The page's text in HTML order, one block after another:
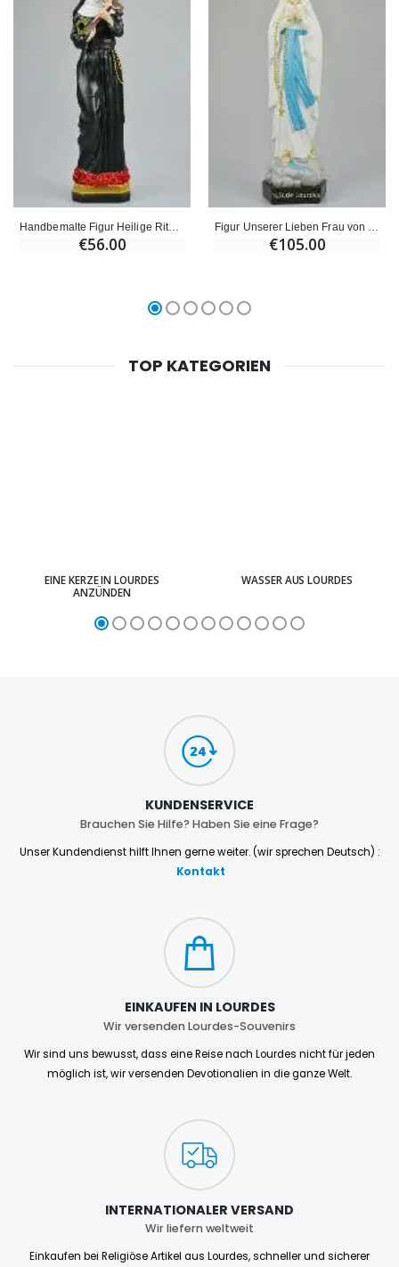
Handbemalte Figur Heilige Rita - 30cm
€56.00 €105.00
TOP KATEGORIEN
EINE KERZE IN LOURDES
ANZÜNDEN
WASSER AUS LOURDES
KUNDENSERVICE
Brauchen Sie Hilfe? Haben Sie eine Frage?
Unser Kundendienst hilft Ihnen gerne weiter. (wir sprechen Deutsch) :
Kontakt
EINKAUFEN IN LOURDES
Wir versenden Lourdes-Souvenirs
Wir sind uns bewusst, dass eine Reise nach Lourdes nicht für jeden
möglich ist, wir versenden Devotionalien in die ganze Welt.
INTERNATIONALER VERSAND
Wir liefern weltweit
Einkaufen bei Religiöse Artikel aus Lourdes, schneller und sicherer